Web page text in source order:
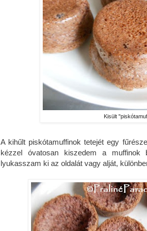
Kisült
A kihűlt piskótamuffinok tetejét egy
kézzel óvatosan kiszedem a muffinok
lyukasszam ki az oldalát vagy alját,